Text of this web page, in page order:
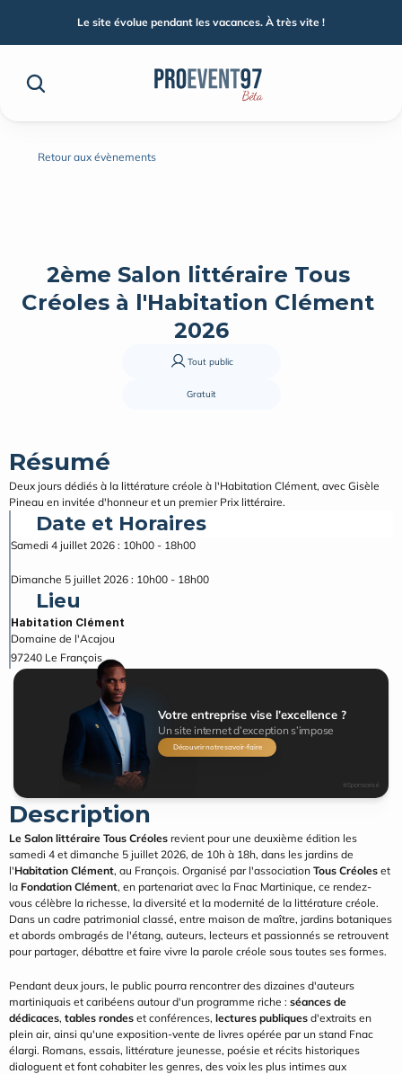
Retour aux évènements
2ème Salon littéraire Tous
Créoles à l'Habitation Clément
2026
Tout public
Gratuit
Résumé
Deux jours dédiés à la littérature créole à l'Habitation Clément, avec Gisèle
Pineau en invitée d'honneur et un premier Prix littéraire.
Date et Horaires
Samedi 4 juillet 2026 : 10h00 - 18h00
Dimanche 5 juillet 2026 : 10h00 - 18h00
Lieu
Habitation Clément
Domaine de l'Acajou
97240 Le François
Votre entreprise vise l’excellence ?
Un site internet d’exception s’impose
Découvrir notre savoir-faire
#Sponsorisé
Description
Le Salon littéraire Tous Créoles revient pour une deuxième édition les
samedi 4 et dimanche 5 juillet 2026, de 10h à 18h, dans les jardins de
l'Habitation Clément, au François. Organisé par l'association Tous Créoles et
la Fondation Clément, en partenariat avec la Fnac Martinique, ce rendez-
vous célèbre la richesse, la diversité et la modernité de la littérature créole.
Dans un cadre patrimonial classé, entre maison de maître, jardins botaniques
et abords ombragés de l'étang, auteurs, lecteurs et passionnés se retrouvent
pour partager, débattre et faire vivre la parole créole sous toutes ses formes.
Pendant deux jours, le public pourra rencontrer des dizaines d'auteurs
martiniquais et caribéens autour d'un programme riche : séances de
dédicaces, tables rondes et conférences, lectures publiques d'extraits en
plein air, ainsi qu'une exposition-vente de livres opérée par un stand Fnac
élargi. Romans, essais, littérature jeunesse, poésie et récits historiques
dialoguent et font cohabiter les genres, des voix les plus intimes aux
Le site évolue pendant les vacances. À très vite !